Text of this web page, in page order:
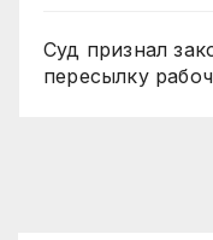
Суд признал
пересылку